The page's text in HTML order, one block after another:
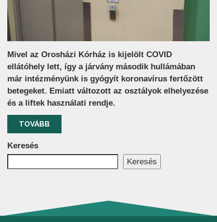
Mivel az Orosházi Kórház is kijelölt COVID
ellátóhely lett, így a járvány második hullámában
már intézményünk is gyógyít koronavírus fertőzött
betegeket. Emiatt változott az osztályok elhelyezése
és a liftek használati rendje.
TOVÁBB
Keresés
Keresés